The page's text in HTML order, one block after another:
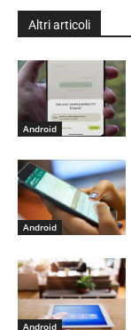
Altri articoli
Android
Android
Android